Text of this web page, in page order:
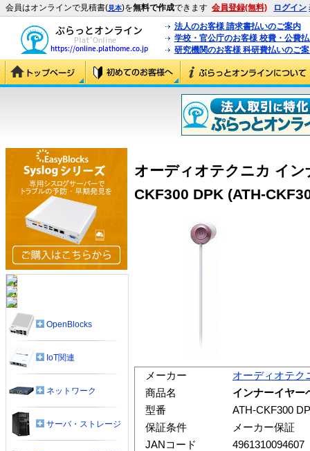
会員はオンラインで見積書(見本)を無料で作成できます 会員登録(無料) ログイン
法人のお客様 請求書払いのご案内
学校・官公庁のお客様 校費・公費
研究機関のお客様 科研費払いのご
オーディオテクニカ イ
CKF300 DPK (ATH-
メーカー
オーディオテク
商品名
インナーイヤー
型番
ATH-CKF300
保証条件
メーカー保証
JANコード
4961310094607
OpenBlocks
IoT関連
ネットワーク
サーバ・ストレージ